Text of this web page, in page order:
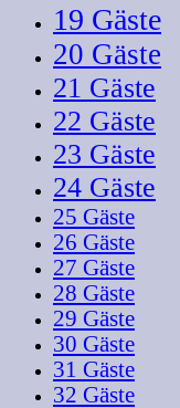
19 Gäste
20 Gäste
21 Gäste
22 Gäste
23 Gäste
24 Gäste
25 Gäste
26 Gäste
27 Gäste
28 Gäste
29 Gäste
30 Gäste
31 Gäste
32 Gäste